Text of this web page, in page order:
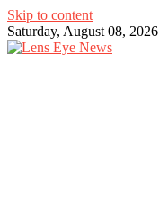
Skip to content
Saturday, August 08, 2026